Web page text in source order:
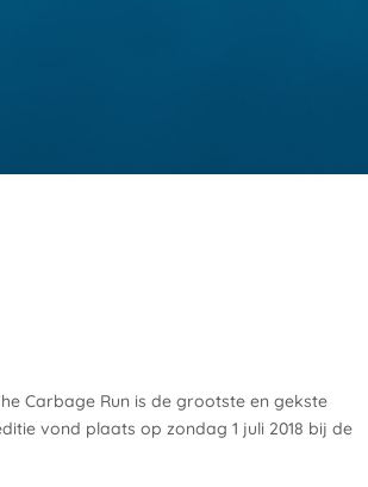
Carbage Run is de grootste en gekste
vond plaats op zondag 1 juli 2018 bij de